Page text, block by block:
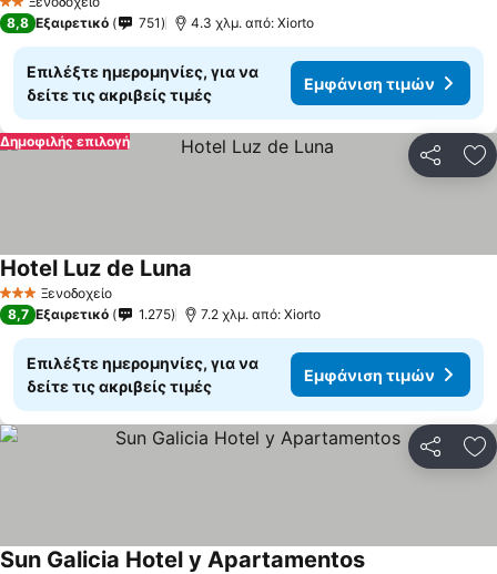
2 Αστέρια
8,8 Εξαιρετικό 751 4.3 χλμ. από: Xiorto
Επιλέξτε ημερομηνίες, για να
δείτε τις ακριβείς τιμές
Εμφάνιση τιμών
Δημοφιλής επιλογή
3 ΑστέριαΞενοδοχείο
Hotel Luz de Luna
8,7 Εξαιρετικό 1.275 7.2 χλμ. από: Xiorto
Επιλέξτε ημερομηνίες, για να
δείτε τις ακριβείς τιμές
Εμφάνιση τιμών
Sun Galicia Hotel y Apartamentos